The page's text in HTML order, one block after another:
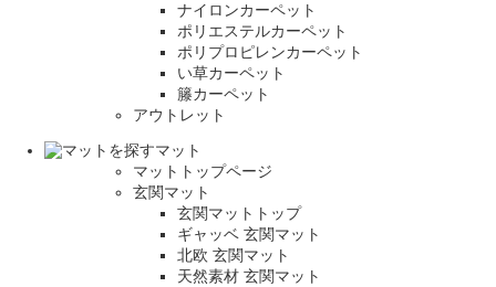
ナイロンカーペット
ポリエステルカーペット
ポリプロピレンカーペット
い草カーペット
籐カーペット
アウトレット
マット
マットトップページ
玄関マット
玄関マットトップ
ギャッベ 玄関マット
北欧 玄関マット
天然素材 玄関マット